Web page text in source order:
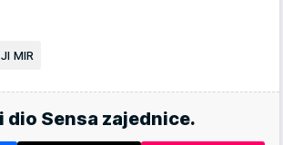
MIR
dio Sensa zajednice.